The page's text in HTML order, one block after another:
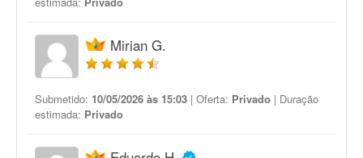
Mirian G.
Submetido: 10/05/2026 às 15:03 | Oferta: Privado | Duração
estimada: Privado